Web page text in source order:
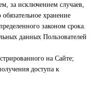
за исключением случаев,
обязательное хранение
законом срока.
данных Пользователей
на Сайте;
доступа к